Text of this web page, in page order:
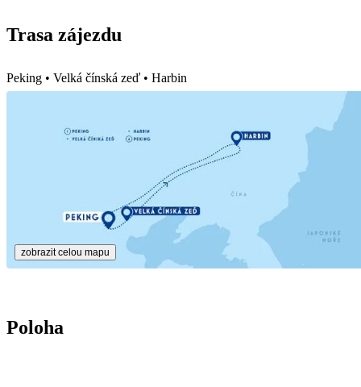
Trasa zájezdu
Peking • Velká čínská zeď • Harbin
zobrazit celou mapu
Poloha